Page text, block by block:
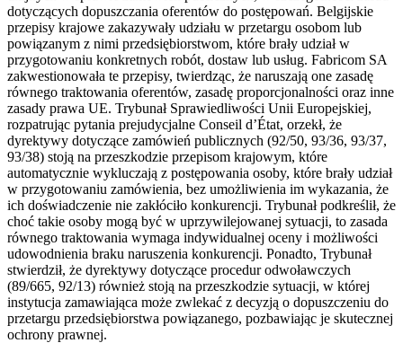
dotyczących dopuszczania oferentów do postępowań. Belgijskie
przepisy krajowe zakazywały udziału w przetargu osobom lub
powiązanym z nimi przedsiębiorstwom, które brały udział w
przygotowaniu konkretnych robót, dostaw lub usług. Fabricom SA
zakwestionowała te przepisy, twierdząc, że naruszają one zasadę
równego traktowania oferentów, zasadę proporcjonalności oraz inne
zasady prawa UE. Trybunał Sprawiedliwości Unii Europejskiej,
rozpatrując pytania prejudycjalne Conseil d’État, orzekł, że
dyrektywy dotyczące zamówień publicznych (92/50, 93/36, 93/37,
93/38) stoją na przeszkodzie przepisom krajowym, które
automatycznie wykluczają z postępowania osoby, które brały udział
w przygotowaniu zamówienia, bez umożliwienia im wykazania, że
ich doświadczenie nie zakłóciło konkurencji. Trybunał podkreślił, że
choć takie osoby mogą być w uprzywilejowanej sytuacji, to zasada
równego traktowania wymaga indywidualnej oceny i możliwości
udowodnienia braku naruszenia konkurencji. Ponadto, Trybunał
stwierdził, że dyrektywy dotyczące procedur odwoławczych
(89/665, 92/13) również stoją na przeszkodzie sytuacji, w której
instytucja zamawiająca może zwlekać z decyzją o dopuszczeniu do
przetargu przedsiębiorstwa powiązanego, pozbawiając je skutecznej
ochrony prawnej.